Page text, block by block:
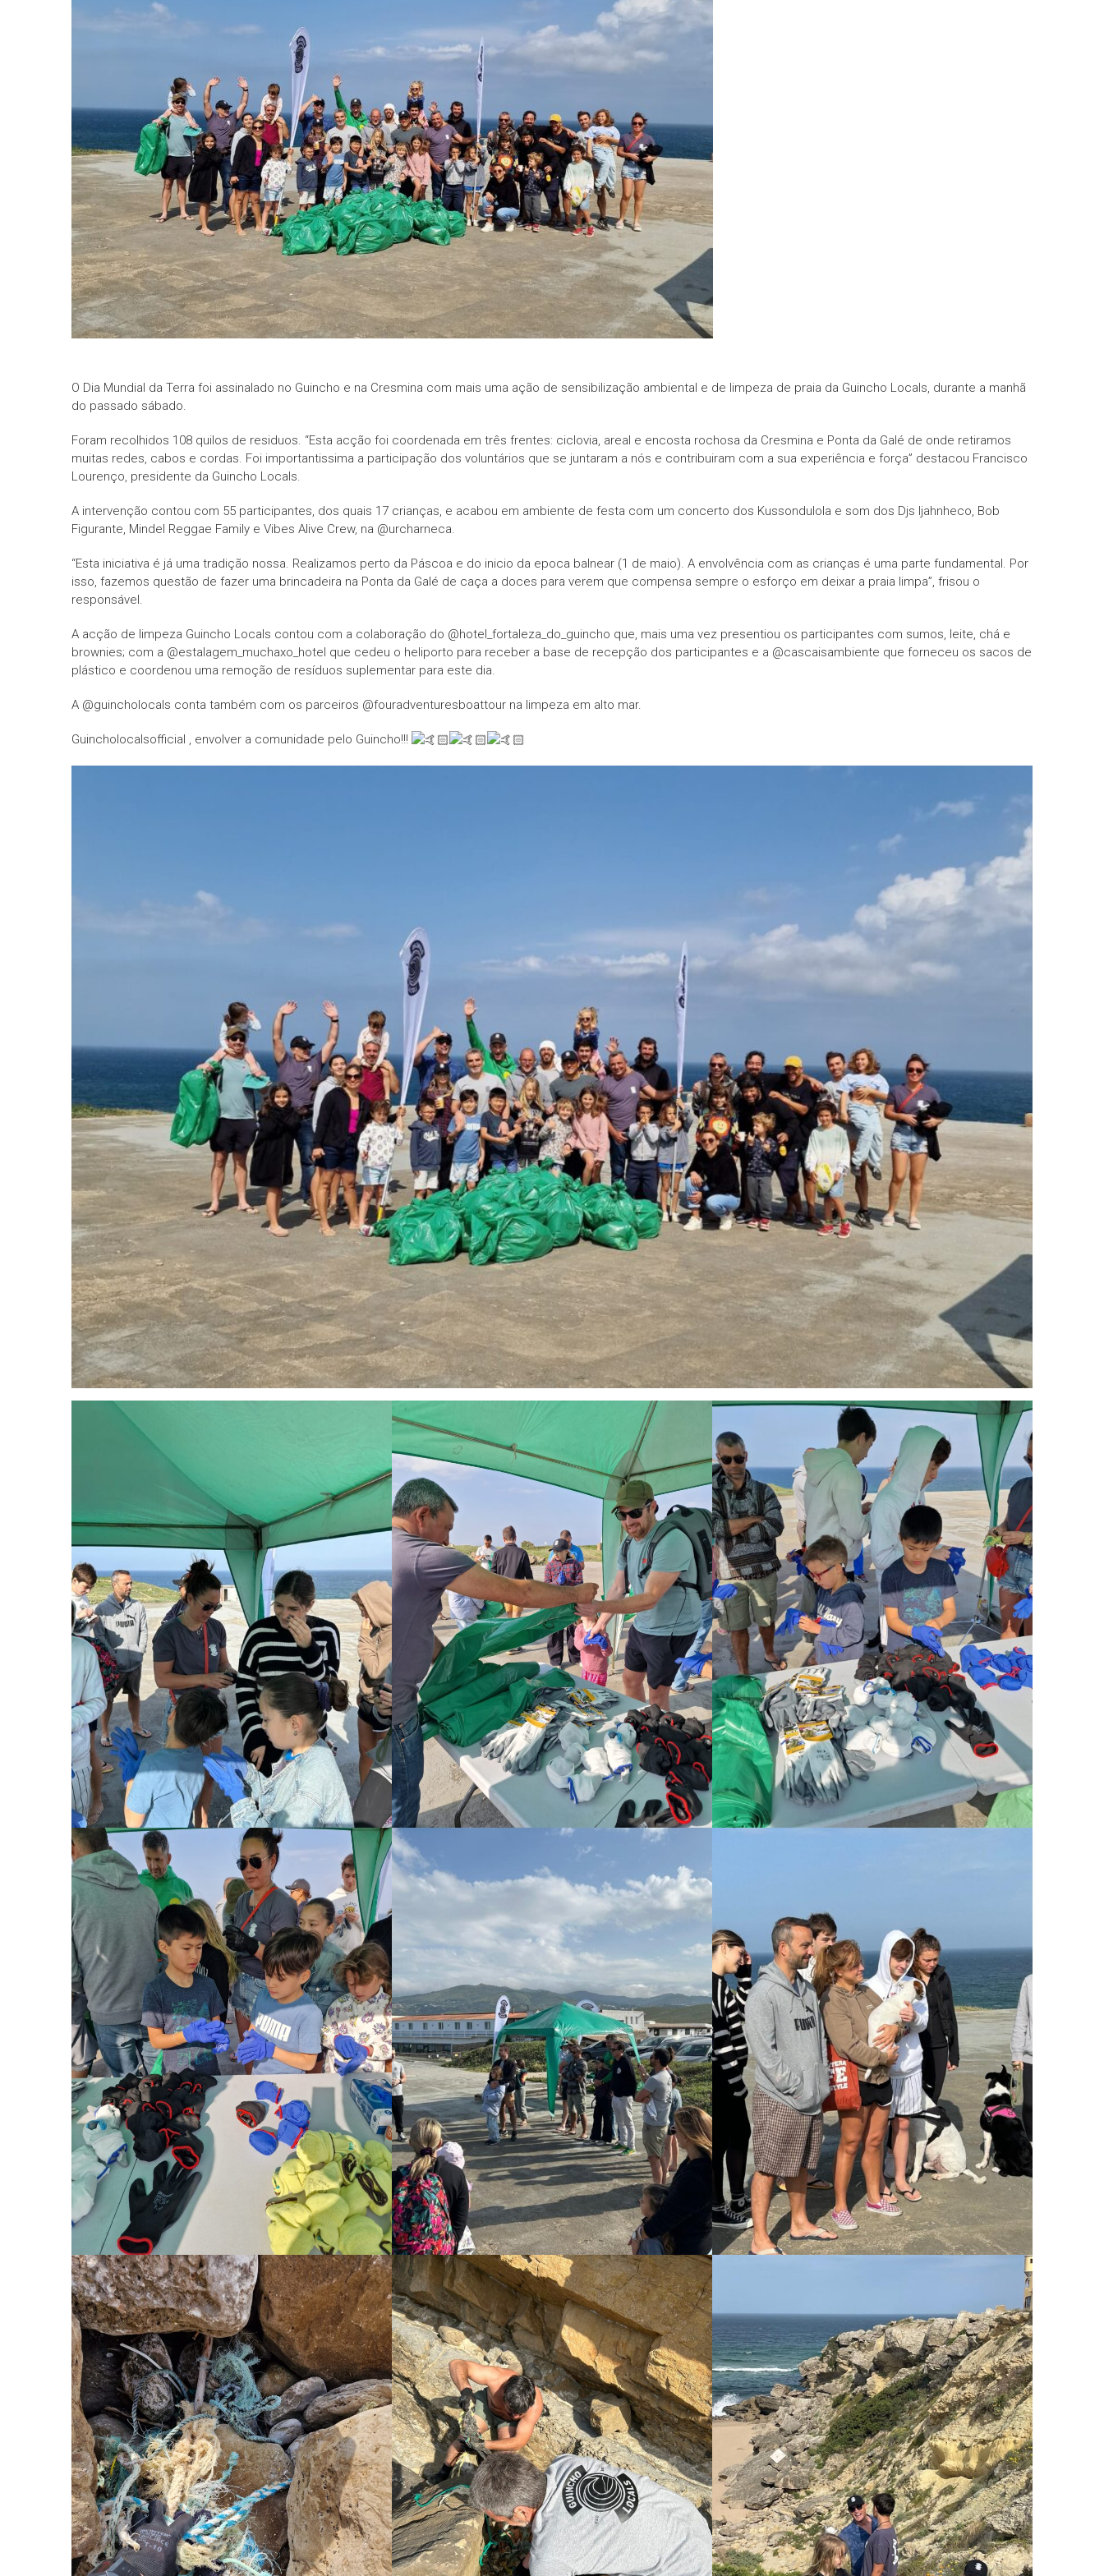
O Dia Mundial da Terra foi assinalado no Guincho e na Cresmina com mais uma ação de sensibilização ambiental e de limpeza de praia da Guincho Locals, durante a manhã
do passado sábado.
Foram recolhidos 108 quilos de residuos. “Esta acção foi coordenada em três frentes: ciclovia, areal e encosta rochosa da Cresmina e Ponta da Galé de onde retiramos
muitas redes, cabos e cordas. Foi importantissima a participação dos voluntários que se juntaram a nós e contribuiram com a sua experiência e força” destacou Francisco
Lourenço, presidente da Guincho Locals.
A intervenção contou com 55 participantes, dos quais 17 crianças, e acabou em ambiente de festa com um concerto dos Kussondulola e som dos Djs Ijahnheco, Bob
Figurante, Mindel Reggae Family e Vibes Alive Crew, na @urcharneca.
“Esta iniciativa é já uma tradição nossa. Realizamos perto da Páscoa e do inicio da epoca balnear (1 de maio). A envolvência com as crianças é uma parte fundamental. Por
isso, fazemos questão de fazer uma brincadeira na Ponta da Galé de caça a doces para verem que compensa sempre o esforço em deixar a praia limpa”, frisou o
responsável.
A acção de limpeza Guincho Locals contou com a colaboração do @hotel_fortaleza_do_guincho que, mais uma vez presentiou os participantes com sumos, leite, chá e
brownies; com a @estalagem_muchaxo_hotel que cedeu o heliporto para receber a base de recepção dos participantes e a @cascaisambiente que forneceu os sacos de
plástico e coordenou uma remoção de resíduos suplementar para este dia.
A @guincholocals conta também com os parceiros @fouradventuresboattour na limpeza em alto mar.
Guincholocalsofficial , envolver a comunidade pelo Guincho!!!